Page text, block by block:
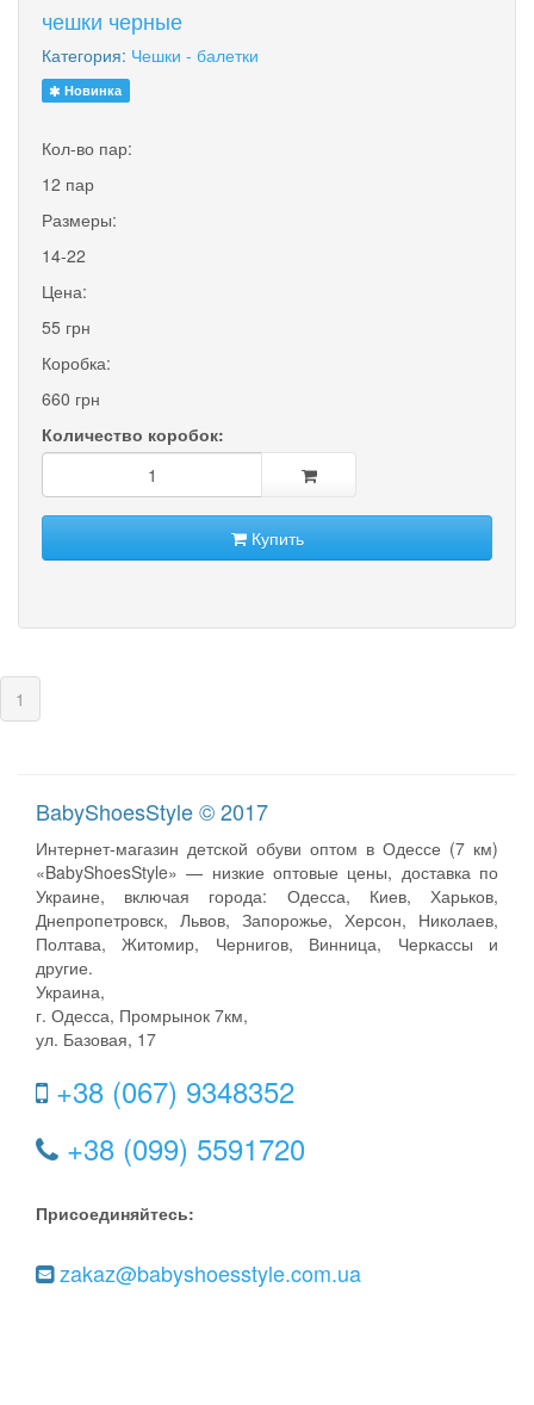
чешки черные
Категория: Чешки - балетки
Новинка
Кол-во пар:
12 пар
Размеры:
14-22
Цена:
55 грн
Коробка:
660 грн
Количество коробок:
Купить
1
BabyShoesStyle © 2017
Интернет-магазин детской обуви оптом в Одессе (7 км)
«BabyShoesStyle» — низкие оптовые цены, доставка по
Украине, включая города: Одесса, Киев, Харьков,
Днепропетровск, Львов, Запорожье, Херсон, Николаев,
Полтава, Житомир, Чернигов, Винница, Черкассы и
другие.
Украина,
г. Одесса, Промрынок 7км,
ул. Базовая, 17
+38 (067) 9348352
+38 (099) 5591720
Присоединяйтесь:
zakaz@babyshoesstyle.com.ua